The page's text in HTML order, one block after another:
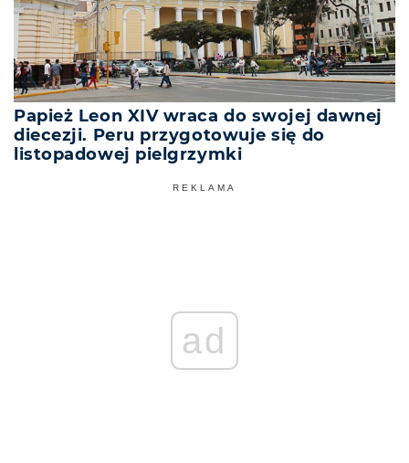
Papież Leon XIV wraca do swojej dawnej
diecezji. Peru przygotowuje się do
listopadowej pielgrzymki
REKLAMA
ad